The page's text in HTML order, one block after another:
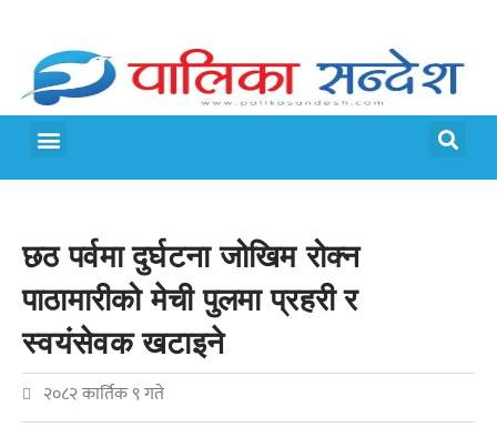
छठ पर्वमा दुर्घटना जोखिम रोक्न
पाठामारीको मेची पुलमा प्रहरी र
स्वयंसेवक खटाइने
२०८२ कार्तिक ९ गते